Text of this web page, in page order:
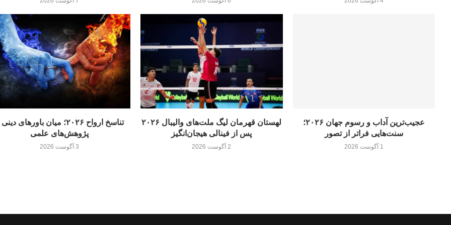
تناسخ ارواح ۲۰۲۶؛ میان باورهای
پژوهش‌های علمی
3 آگوست 2026
لهستان قهرمان لیگ ملت‌های والیبال ۲۰۲۶
پس از فینالی هیجان‌انگیز
2 آگوست 2026
عجیب‌ترین آداب و رسوم جهان ۲۰۲۶؛
سنت‌هایی فراتر از تصور
1 آگوست 2026